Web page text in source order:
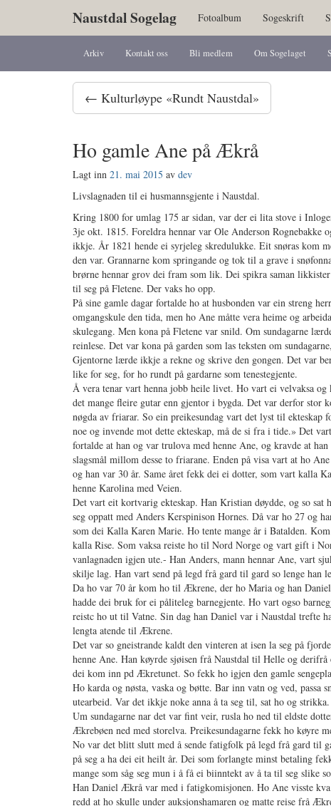
Naustdal Sogelag Fotoalbum Sogeskrift
Arkiv Kontakt oss Bli medlem Om Sogelaget
← Kulturløype «Rundt Naustdal»
Ho gamle Ane på Ækrå
Lagt inn 21. mai 2015 av dev
Livslagnaden til ei husmannsgjente i Naustdal.
Kring 1800 for umlag 175 ar sidan, var der ei lita stove i
3je okt. 1815. Foreldra hennar var Ole Anderson
ikkje. År 1821 hende ei syrjeleg skredulukke. Eit snøras kom
den var. Grannarne kom springande og tok til a grave i
brørne hennar grov dei fram som lik. Dei spikra saman
til seg på Fletene. Der vaks ho opp.
På sine gamle dagar fortalde ho at husbonden var ein streng
omgangskule den tida, men ho Ane måtte vera heime og
skulegang. Men kona på Fletene var snild. Om sundagarne
reinlese. Det var kona på garden som las teksten om
Gjentorne lærde ikkje a rekne og skrive den gongen. Det var
like for seg, for ho rundt på gardarne som tenestegjente.
Å vera tenar vart henna jobb heile livet. Ho vart ei velvaksa
det mange fleire gutar enn gjentor i bygda. Det var derfor
nøgda av friarar. So ein preikesundag vart det lyst til ekteskap
noe og invende mot dette ekteskap, må de si fra i tide.» Det
fortalde at han og var trulova med henne Ane, og kravde at
slagsmål millom desse to friarane. Enden på visa vart at ho
og han var 30 år. Same året fekk dei ei dotter, som vart kalla
henne Karolina med Veien.
Det vart eit kortvarig ekteskap. Han Kristian døydde, og so
seg oppatt med Anders Kerspinison Hornes. Då var ho 27 og
som dei Kalla Karen Marie. Ho tente mange år i Batalden.
kalla Rise. Som vaksa reiste ho til Nord Norge og vart gift i
vanlagnaden igjen ute.- Han Anders, mann hennar Ane, vart
skilje lag. Han vart send på legd frå gard til gard so lenge han
Da ho var 70 år kom ho til Ækrene, der ho Maria og han
hadde dei bruk for ei påliteleg barnegjente. Ho vart ogso
reistc ho ut til Vatne. Sin dag han Daniel var i Naustdal trefte
lengta atende til Ækrene.
Det var so gneistrande kaldt den vinteren at isen la seg på
henne Ane. Han køyrde sjøisen frå Naustdal til Helle og
dei kom inn pd Ækretunet. So fekk ho igjen den gamle
Ho karda og nøsta, vaska og bøtte. Bar inn vatn og ved, passa
utearbeid. Var det ikkje noke anna å ta seg til, sat ho og strikka.
Um sundagarne nar det var fint veir, rusla ho ned til eldste
Ækrebøen ned med storelva. Preikesundagarne fekk ho
No var det blitt slutt med å sende fatigfolk på legd frå gard til
på seg a ha dei eit heilt år. Dei som forlangte minst betaling
mange som såg seg mun i å få ei biinntekt av å ta til seg slike
Han Daniel Ækrå var med i fatigkomisjonen. Ho Ane visste
redd at ho skulle under auksjonshamaren og matte reise frå